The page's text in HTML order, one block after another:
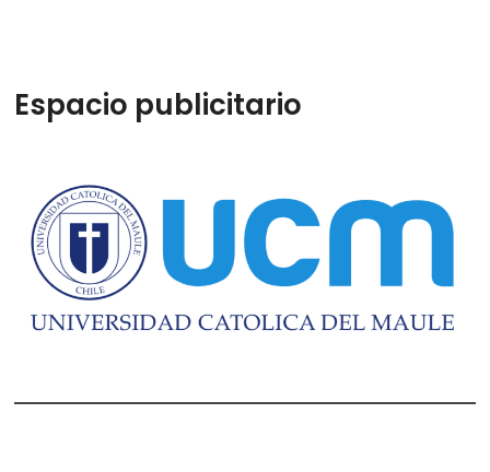
Espacio publicitario